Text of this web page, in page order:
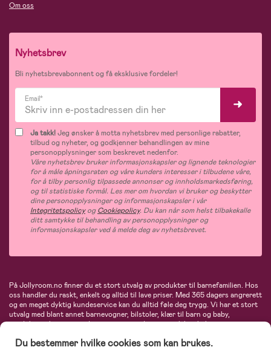
Om oss
Nyhetsbrev
Bli nyhetsbrevabonnent og få eksklusive fordeler!
Email*
Ja takk!Jeg ønsker å motta nyhetsbrev med personlige rabatter,
tilbud og nyheter, og godkjenner behandlingen av mine
personopplysninger som beskrevet nedenfor.
Våre nyhetsbrev bruker informasjonskapsler og lignende teknologier
for å måle åpningsraten og våre kunders interesser i tilbudene våre,
for å tilby personlig tilpassede annonser og innholdsmarkedsføring,
og til statistiske formål. Les mer om hvordan vi bruker og beskytter
dine personopplysninger og informasjonskapsler i vår
IntegritetspolicyogCookiepolicy. Du kan når som helst tilbakekalle
ditt samtykke til behandling av personopplysninger og
informasjonskapsler ved å melde deg av nyhetsbrevet.
På Jollyroom.no finner du et stort utvalg av produkter til barnefamilien. Hos
oss handler du raskt, enkelt og alltid til lave priser. Med 365 dagers angrerett
og en meget dyktig kundeservice kan du alltid føle deg trygg. Vi har et stort
utvalg med blant annet barnevogner, bilstoler, klær til barn og baby,
produkter til mor, mengder av inspirerende interiør, leker, babyustyr og mye
Maxi-Cosi, Baby Jogger, BabyBjörn, Didriksons, KidKraft, Ergobaby, Philips
Du bestemmer hvilke cookies som kan brukes.